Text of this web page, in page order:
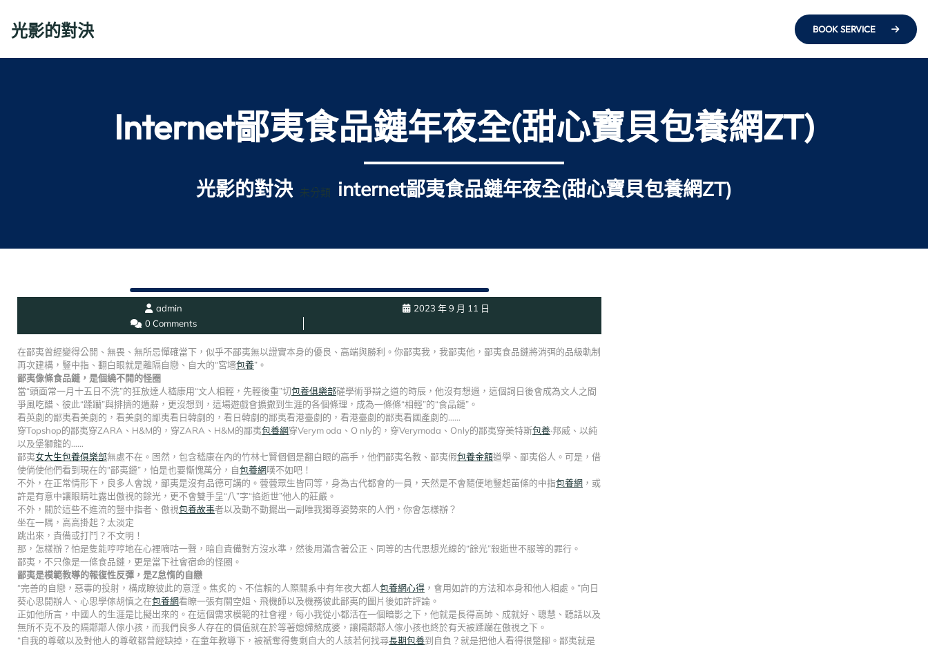
content
光影的對決 BOOK SERVICE
Internet鄙夷食品鏈年夜全(甜心寶貝包養網ZT)
光影的對決 未分類 internet鄙夷食品鏈年夜全(甜心寶貝包養網ZT)
admin
2023 年 9 月 11 日
0 Comments
在鄙夷曾經變得公開、無畏、無所忌憚確當下，似乎不鄙夷無以證實本身的優良、高端與勝利。你鄙夷我，我鄙夷他，鄙夷食品鏈將消弭的品級軌制
再次建構，豎中指、翻白眼就是離隔自戀、自大的“宮墻包養”。
鄙夷像條食品鏈，是個繞不開的怪圈
當“頭面常一月十五日不洗”的狂放達人嵇康用“文人相輕，先輕後重”切包養俱樂部磋學術爭辯之道的時辰，他沒有想過，這個詞日後會成為文人之間
爭風吃醋、彼此“蹂躪”與排擠的遁辭，更沒想到，這場遊戲會擴撒到生涯的各個條理，成為一條條“相輕”的“食品鏈”。
看英劇的鄙夷看美劇的，看美劇的鄙夷看日韓劇的，看日韓劇的鄙夷看港臺劇的，看港臺劇的鄙夷看國產劇的……
穿Topshop的鄙夷穿ZARA、H&M的，穿ZARA、H&M的鄙夷包養網穿Verym oda、O nly的，穿Verymoda、Only的鄙夷穿美特斯包養·邦威、以純
以及堡獅龍的……
鄙夷女大生包養俱樂部無處不在。固然，包含嵇康在內的竹林七賢個個是翻白眼的高手，他們鄙夷名教、鄙夷假包養金額道學、鄙夷俗人。可是，借
使倘使他們看到現在的“鄙夷鏈”，怕是也要慚愧萬分，自包養網嘆不如吧！
不外，在正常情形下，良多人會說，鄙夷是沒有品德可講的。蕓蕓眾生皆同等，身為古代都會的一員，天然是不會隨便地豎起苗條的中指包養網 ，或
許是有意中讓眼睛吐露出傲視的餘光，更不會雙手呈“八”字“掐逝世”他人的莊嚴。
不外，關於這些不進流的豎中指者、傲視包養故事者以及動不動擺出一副唯我獨尊姿勢來的人們，你會怎樣辦？
坐在一隅，高高掛起？太淡定
跳出來，責備或打鬥？不文明！
那，怎樣辦？怕是隻能哼哼地在心裡嘀咕一聲，暗自責備對方沒水準，然後用滿含著公正、同等的古代思想光線的“餘光”殺逝世不服等的罪行。
鄙夷，不只像是一條食品鏈，更是當下社會宿命的怪圈。
鄙夷是模範教導的報復性反彈，是Z怠惰的自戀
“完善的自戀，惡毒的投射，構成瞭彼此的意淫。焦炙的、不信賴的人際關系中有年夜大都人包養網心得 ，會用如許的方法和本身和他人相處。”向日
葵心思開辦人、心思學傢胡慎之在包養網看瞭一張有關空姐、飛機師以及機務彼此鄙夷的圖片後如許評論。
正如他所言，中國人的生涯是比擬出來的。在這個需求模範的社會裡，每小我從小都活在一個暗影之下，他就是長得高帥、成就好、聰慧、聽話以及
無所不克不及的隔鄰鄰人傢小孩，而我們良多人存在的價值就在於等著媳婦熬成婆，讓隔鄰鄰人傢小孩也終於有天被蹂躪在傲視之下。
“自我的尊敬以及對他人的尊敬都曾經缺掉，在童年教導下，被褫奪得隻剩自大的人該若何找尋長期包養到自負？就是把他人看得很蹩腳。鄙夷就是